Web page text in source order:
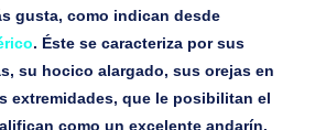
gusta, como indican desde
. Éste se caracteriza por sus
su hocico alargado, sus orejas en
extremidades, que le posibilitan el
como un excelente andarín.